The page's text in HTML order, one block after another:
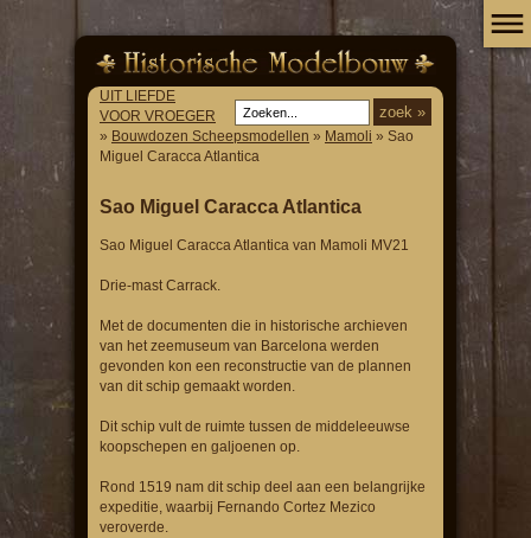
UIT LIEFDE
VOOR VROEGER
» Bouwdozen Scheepsmodellen » Mamoli » Sao
Miguel Caracca Atlantica
Sao Miguel Caracca Atlantica
Sao Miguel Caracca Atlantica van Mamoli MV21
Drie-mast Carrack.
Met de documenten die in historische archieven
van het zeemuseum van Barcelona werden
gevonden kon een reconstructie van de plannen
van dit schip gemaakt worden.
Dit schip vult de ruimte tussen de middeleeuwse
koopschepen en galjoenen op.
Rond 1519 nam dit schip deel aan een belangrijke
expeditie, waarbij Fernando Cortez Mezico
veroverde.